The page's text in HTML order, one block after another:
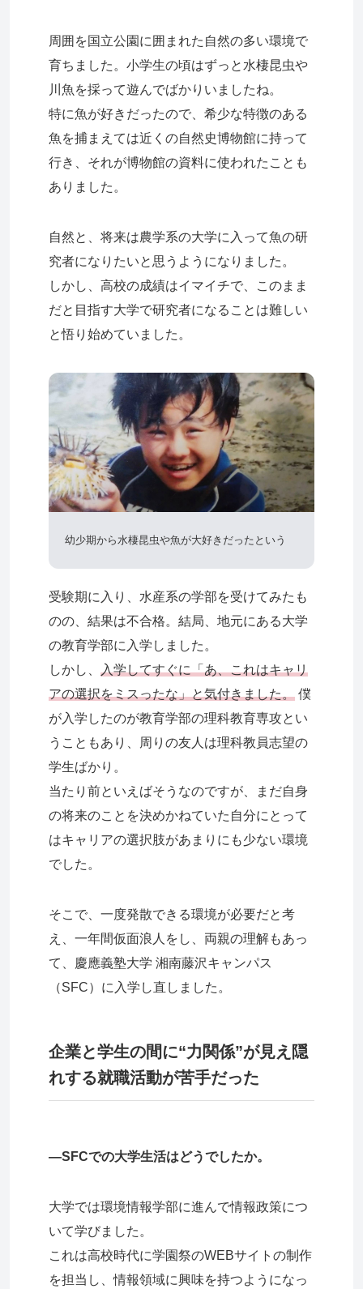
周囲を国立公園に囲まれた自然の多い環境で
育ちました。小学生の頃はずっと水棲昆虫や
川魚を採って遊んでばかりいましたね。
特に魚が好きだったので、希少な特徴のある
魚を捕まえては近くの自然史博物館に持って
行き、それが博物館の資料に使われたことも
ありました。
自然と、将来は農学系の大学に入って魚の研
究者になりたいと思うようになりました。
しかし、高校の成績はイマイチで、このまま
だと目指す大学で研究者になることは難しい
と悟り始めていました。
幼少期から水棲昆虫や魚が大好きだったという
受験期に入り、水産系の学部を受けてみたも
のの、結果は不合格。結局、地元にある大学
の教育学部に入学しました。
しかし、 入学してすぐに「あ、これはキャリ
アの選択をミスったな」と気付きました。 僕
が入学したのが教育学部の理科教育専攻とい
うこともあり、周りの友人は理科教員志望の
学生ばかり。
当たり前といえばそうなのですが、まだ自身
の将来のことを決めかねていた自分にとって
はキャリアの選択肢があまりにも少ない環境
でした。
そこで、一度発散できる環境が必要だと考
え、一年間仮面浪人をし、両親の理解もあっ
て、慶應義塾大学 湘南藤沢キャンパス
（SFC）に入学し直しました。
企業と学生の間に“力関係”が見え隠
れする就職活動が苦手だった
―SFCでの大学生活はどうでしたか。
大学では環境情報学部に進んで情報政策につ
いて学びました。
これは高校時代に学園祭のWEBサイトの制作
を担当し、情報領域に興味を持つようになっ